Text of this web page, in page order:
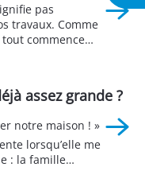
pas
travaux. Comme
commence
? Un jardin
dans les
celui qui
assez grande ?
notre maison ! »
lorsqu’elle me
: la famille